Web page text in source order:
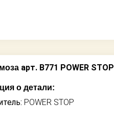
арт. B771 POWER STOP
о детали:
POWER STOP